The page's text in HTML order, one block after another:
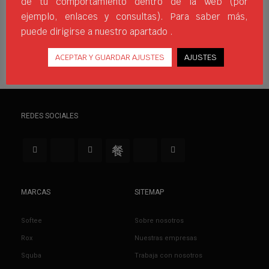
DEPORTE
DEPORTES ACUÁTICOS JIMSPORTS NATACIÓN
REDES SOCIALES
MARCAS
Softee
Rox
Squba
SITEMAP
Sobre nosotros
Nuestras empresas
Trabaja con nosotros
ejemplo, enlaces y consultas). Para saber más,
puede dirigirse a nuestro apartado .
ACEPTAR Y GUARDAR AJUSTES AJUSTES